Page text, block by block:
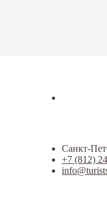
Санкт-
+7 (812)